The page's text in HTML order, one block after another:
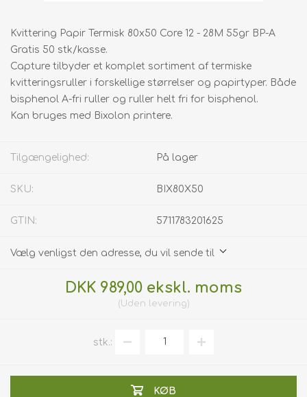
Kvittering Papir Termisk 80x50 Core 12 - 28M 55gr BP-A
Gratis 50 stk/kasse.
Capture tilbyder et komplet sortiment af termiske
kvitteringsruller i forskellige størrelser og papirtyper. Både
bisphenol A-fri ruller og ruller helt fri for bisphenol.
Kan bruges med Bixolon printere.
Tilgængelighed: På lager
SKU: BIX80X50
GTIN: 5711783201625
Vælg venligst den adresse, du vil sende til
DKK 989,00 ekskl. moms
Uden levering
stk.:
KØB